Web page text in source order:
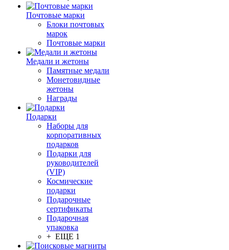
Почтовые марки
Блоки почтовых
марок
Почтовые марки
Медали и жетоны
Памятные медали
Монетовидные
жетоны
Награды
Подарки
Наборы для
корпоративных
подарков
Подарки для
руководителей
(VIP)
Космические
подарки
Подарочные
сертификаты
Подарочная
упаковка
+ ЕЩЕ 1